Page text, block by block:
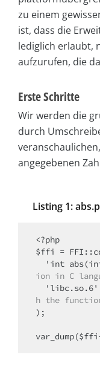
zu einem
ist, dass die
lediglich erlaubt,
aufzurufen, die
Erste Schritte
Wir werden die
durch
angegebenen
Listing 1:
<?php
$ffi =
'int
ion in C
h the
);